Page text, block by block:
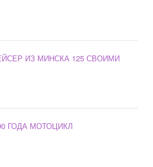
ИЗ МИНСКА 125 СВОИМИ
ГОДА МОТОЦИКЛ